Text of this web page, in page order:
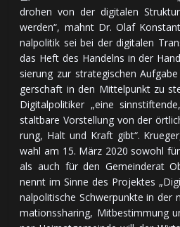
dro­hen von der di­gi­ta­len
wer­den“, mahnt Dr. Olaf
nal­po­li­tik sei bei der di­gi­ta­len
das Heft des Han­delns in der
sie­rung zur stra­te­gi­schen
ger­schaft in den Mit­tel­punkt zu
Di­gi­tal­po­li­ti­ker „ei­ne
stalt­ba­re Vor­stel­lung von der
rung, Halt und Kraft gibt“.
wahl am 15. März 2020 so­wohl
als auch für den Ge­mein­de­rat
nennt im Sin­ne des Pro­jek­tes
nal­po­li­ti­sche Schwer­punk­te in der
ma­tions­sharing, Mit­be­stim­mung